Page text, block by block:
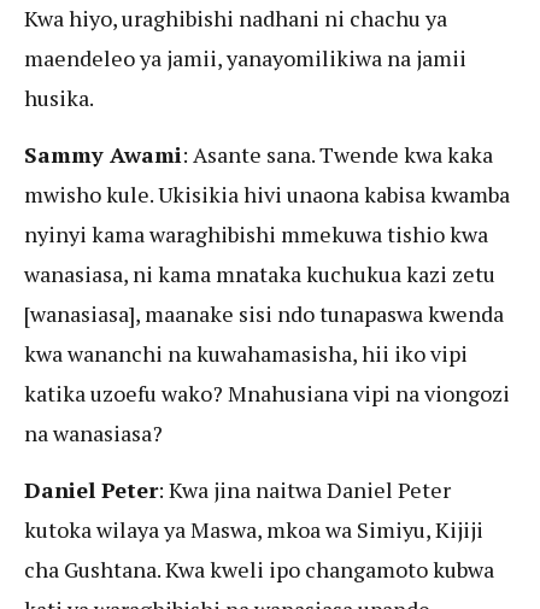
Kwa hiyo, uraghibishi nadhani ni chachu ya
maendeleo ya jamii, yanayomilikiwa na jamii
husika.
Sammy Awami: Asante sana. Twende kwa kaka
mwisho kule. Ukisikia hivi unaona kabisa kwamba
nyinyi kama waraghibishi mmekuwa tishio kwa
wanasiasa, ni kama mnataka kuchukua kazi zetu
[wanasiasa], maanake sisi ndo tunapaswa kwenda
kwa wananchi na kuwahamasisha, hii iko vipi
katika uzoefu wako? Mnahusiana vipi na viongozi
na wanasiasa?
Daniel Peter: Kwa jina naitwa Daniel Peter
kutoka wilaya ya Maswa, mkoa wa Simiyu, Kijiji
cha Gushtana. Kwa kweli ipo changamoto kubwa